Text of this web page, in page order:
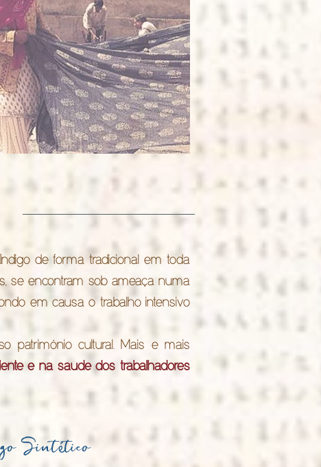
Sintético
de forma tradicional em toda
se encontram sob ameaça numa
em causa o trabalho intensivo
património cultural. Mais e mais
e na saúde dos trabalhadores